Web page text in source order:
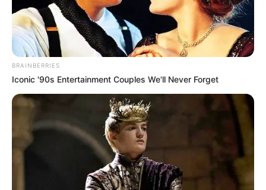
pour voir les Astro Gagnants des jours précédents.****
PRONOSTIC QUINTÉ de la Base Prono, Bruit
d’écurie et coup de Poker pour un couplé ou
2sur4 dans le PRIX DE DIEPPE
Notre Base Quinté:7 LADY DE VANDEL
Notre Coup de Poker:2 LOVINA PERRINE
Le Bruit d’écurie:12 LEMONADE FIZZ
Quinté+ à Vincennes : analyse ciblée de
BRAINBERRIES
Iconic '90s Entertainment Couples We'll Never Forget